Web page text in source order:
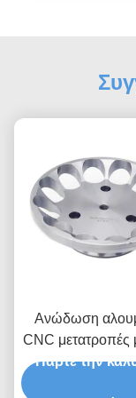
Ανώδωση
CNC μετατροπές
Επεξεργασία
Πάρτε την